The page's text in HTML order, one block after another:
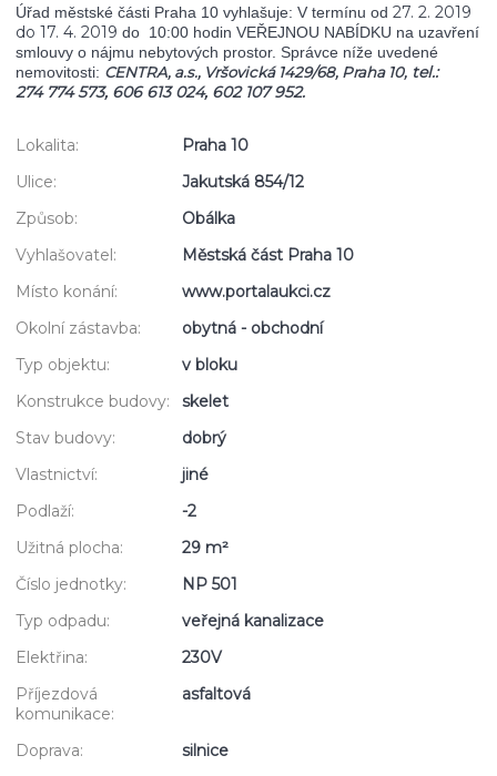
Úřad městské části Praha 10 vyhlašuje: V termínu od 27. 2. 2019
do 17. 4. 2019 do 10:00 hodin VEŘEJNOU NABÍDKU na uzavření
smlouvy o nájmu nebytových prostor. Správce níže uvedené
nemovitosti: CENTRA, a.s., Vršovická 1429/68, Praha 10, tel.:
274 774 573, 606 613 024, 602 107 952.
Lokalita:
Praha 10
Ulice:
Jakutská 854/12
Způsob:
Obálka
Vyhlašovatel:
Městská část Praha 10
Místo konání:
www.portalaukci.cz
Okolní zástavba:
obytná - obchodní
Typ objektu:
v bloku
Konstrukce budovy:
skelet
Stav budovy:
dobrý
Vlastnictví:
jiné
Podlaží:
-2
Užitná plocha:
29 m²
Číslo jednotky:
NP 501
Typ odpadu:
veřejná kanalizace
Elektřina:
230V
Příjezdová
komunikace:
asfaltová
Doprava: silnice